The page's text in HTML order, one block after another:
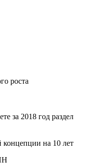
роста
за 2018 год раздел
концепции на 10 лет